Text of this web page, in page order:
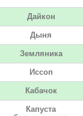
Дайкон
Дыня
Земляника
Иссоп
Кабачок
Капуста